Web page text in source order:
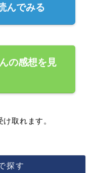
んでみる
の感想を見
取れます。
探す